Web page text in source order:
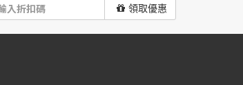
領取優惠